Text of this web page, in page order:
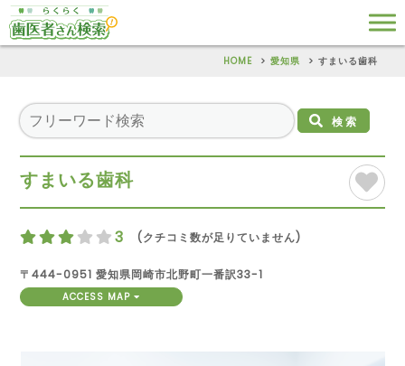
HOME 愛知県 すまいる歯科
検索
すまいる歯科
3 (クチコミ数が足りていません)
〒444-0951 愛知県岡崎市北野町一番訳33-1
ACCESS MAP